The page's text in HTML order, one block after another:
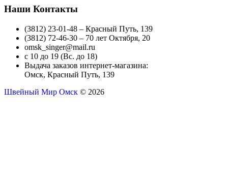
Наши Контакты
(3812) 23-01-48 – Красный Путь, 139
(3812) 72-46-30 – 70 лет Октября, 20
omsk_singer@mail.ru
с 10 до 19 (Вс. до 18)
Выдача заказов интернет-магазина:
Омск, Красный Путь, 139
Швейный Мир Омск © 2026